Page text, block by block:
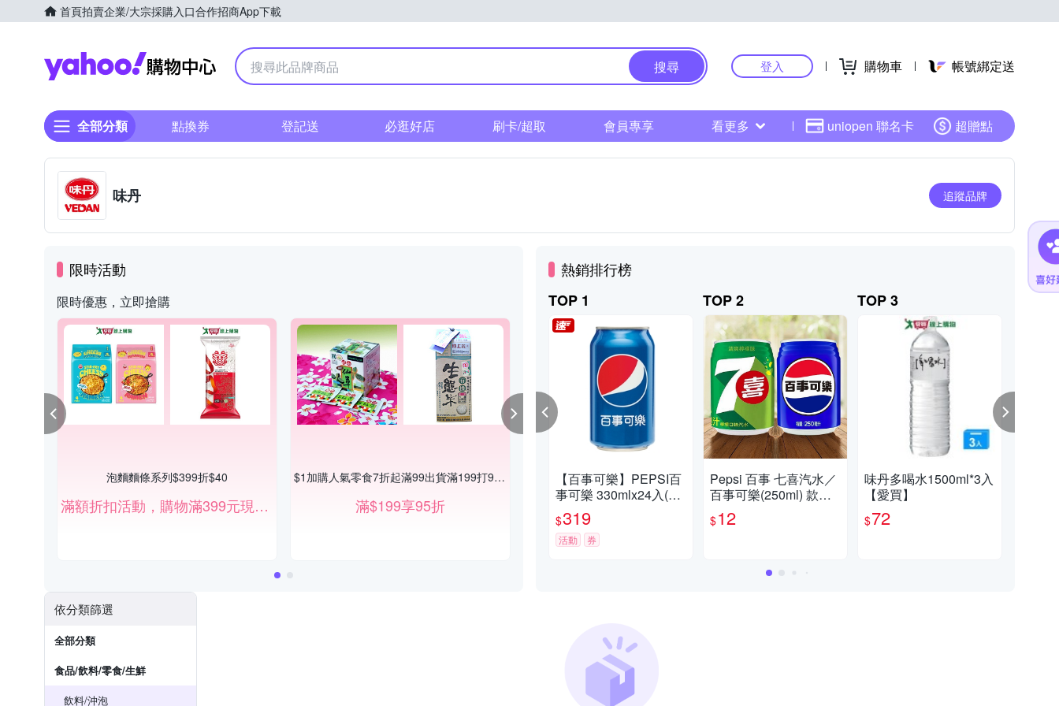
首頁拍賣企業/大宗採購入口合作招商App下載
Yahoo購物中心
搜尋 登入 購物車 帳號綁定送
全部分類 點換券 登記送 必逛好店 刷卡/超取 會員專享 看更多 uniopen 聯名卡 超贈點
味丹 追蹤品牌
限時活動
限時優惠，立即搶購
泡麵麵條系列$399折$40
滿額折扣活動，購物滿399元現折40元。
$1加購人氣零食7折起滿99出貨滿199打95折
滿$199享95折
【心動七夕，美好成雙】滿799現折70元 (不累計，部分特價品不列入折扣)
滿額折扣活動，購物滿799元現折70元。（部份商品除外）
熱銷排行榜
TOP 1
【百事可樂】PEPSI百
事可樂 330mlx24入(1
箱)
$319
活動 券
TOP 2
Pepsi 百事 七喜汽水／
百事可樂(250ml) 款式
可選 味丹【小三美日】
DS024162 碳酸飲料 軟
$12
TOP 3
味丹多喝水1500ml*3入
【愛買】
$72
依分類篩選
全部分類
食品/飲料/零食/生鮮
飲料/沖泡